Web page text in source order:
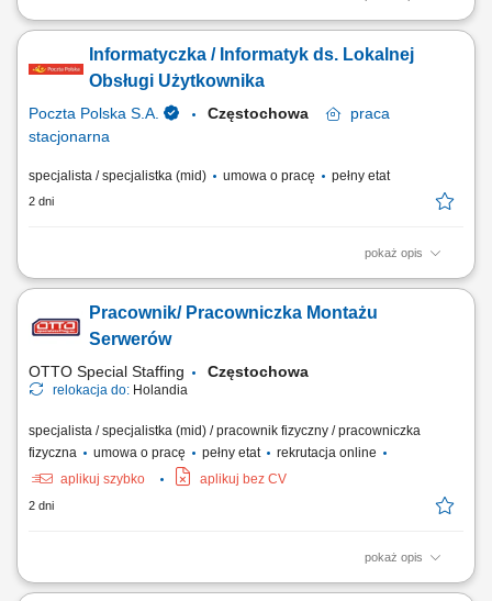
kompleksowe zarządzanie projektami IT związanymi z uruchamianiem
projektowych, harmonogramów oraz monitorowanie realizacji
założonych celów, koordynowanie działań dotyczących systemów
Informatyczka / Informatyk ds. Lokalnej
Obsługi Użytkownika
Poczta Polska S.A. Częstochowa
praca
stacjonarna
specjalista / specjalistka (mid) umowa o pracę pełny etat
2 dni
pokaż opis
Miejsce pracy: Zabrze, Częstochowa Rodzaj zatrudnienia: umowa o
informatycznych, prowadzenie diagnostyki stanu urządzeń IT,
wdrażanie nowych aktualizacji oprogramowania, relokacja infrastruktury
Pracownik/ Pracowniczka Montażu
Serwerów
OTTO Special Staffing Częstochowa
relokacja do: Holandia
specjalista / specjalistka (mid) / pracownik fizyczny / pracowniczka
fizyczna
umowa o pracę pełny etat
rekrutacja online
aplikuj szybko
aplikuj bez CV
2 dni
pokaż opis
Opis stanowiska: montaż i konfiguracja serwerów zgodnie z